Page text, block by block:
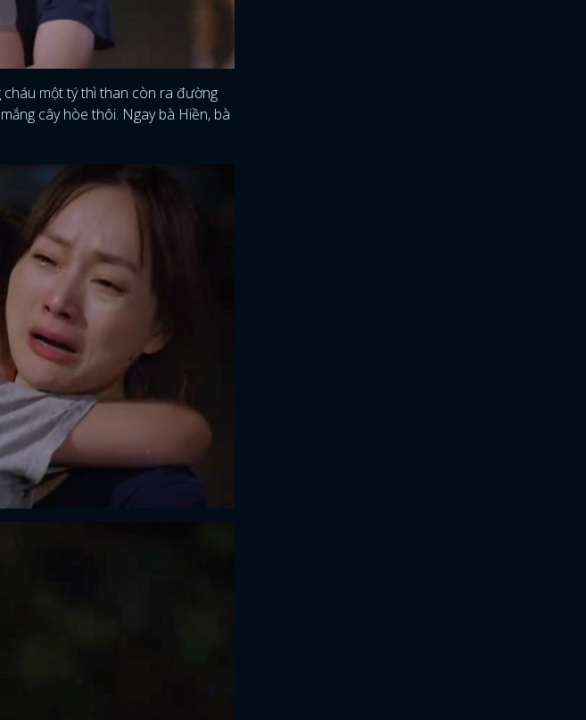
cháu một tý thì than còn ra đường
cây hòe thôi. Ngay bà Hiền, bà